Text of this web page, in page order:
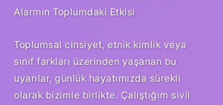
Alarmın Toplumdaki Etkisi
Toplumsal cinsiyet, etnik kimlik veya
sınıf farkları üzerinden yaşanan bu
uyarılar, günlük hayatımızda sürekli
olarak bizimle birlikte. Çalıştığım sivil